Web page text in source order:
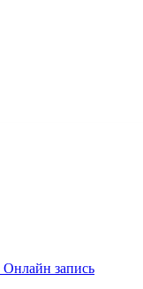
Онлайн запись